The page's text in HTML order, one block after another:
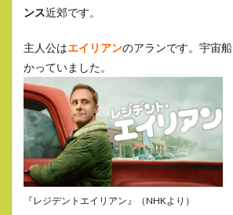
ンス近郊です。
主人公はエイリアンのアランです。宇宙
かっていました。
『レジデントエイリアン』（NHKより）